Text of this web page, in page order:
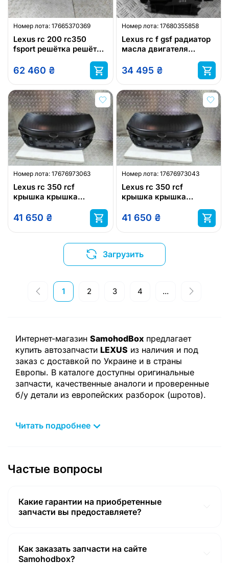
Номер лота: 17665370369
Lexus rc 200 rc350
fsport решётка решётка
lexus
62 460 ₴
Номер лота: 17680355858
Lexus rc f gsf радиатор
масла двигателя
34 495 ₴
Номер лота: 17676973063
Lexus rc 350 rcf
крышка крышка
41 650 ₴
Номер лота: 17676973043
Lexus rc 350 rcf
крышка крышка
41 650 ₴
Загрузить
1 2 3 4 ...
Интернет-магазин SamohodBox предлагает
купить автозапчасти LEXUS из наличия и под
заказ с доставкой по Украине и в страны
Европы. В каталоге доступны оригинальные
запчасти, качественные аналоги и проверенные
б/у детали из европейских разборок (шротов).
запчастей для популярных моделей: Lexus RX,
В наличии и под заказ:
двигатели и навесное оборудование
коробки передач (АКПП, МКПП)
тормозные системы
Читать подробнее
Частые вопросы
Какие гарантии на приобретенные
запчасти вы предоставляете?
момента покупки в Польше! Включая доставку из
Польши в Ковель и по Украине, а также срок
Как заказать запчасти на сайте
Samohodbox?